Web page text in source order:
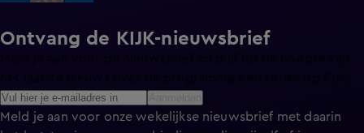
Ontvang de KIJK-nieuwsbrief
Meld je aan voor de nieuwsbrief en blijf op de hoogte van
Meld je aan voor onze wekelijkse nieuwsbrief met daarin